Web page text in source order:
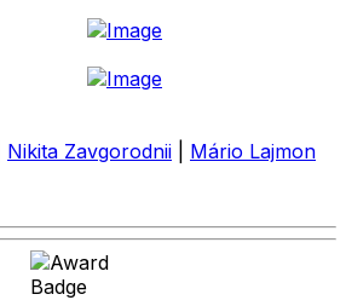
Nikita Zavgorodnii
Mário Lajmon